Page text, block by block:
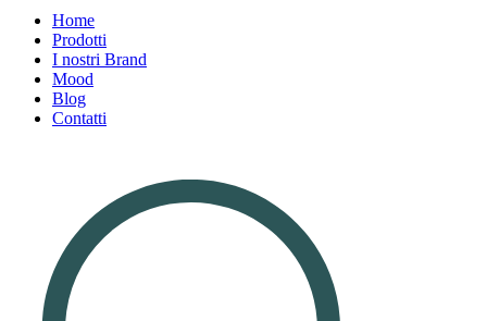
Home
Prodotti
I nostri Brand
Mood
Blog
Contatti